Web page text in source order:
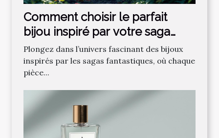
Comment choisir le parfait
bijou inspiré par votre saga
fantastique préférée ?
Plongez dans l’univers fascinant des bijoux
inspirés par les sagas fantastiques, où chaque
pièce...